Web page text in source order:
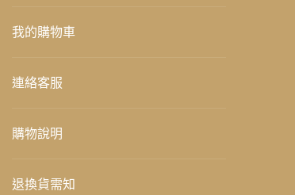
我的購物車
連絡客服
購物說明
退換貨需知